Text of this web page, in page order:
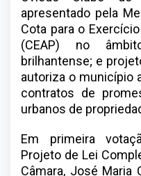
apresentado pela
Cota para o
(CEAP) no
brilhantense; e
autoriza o município
contratos de
urbanos de
Em primeira
Projeto de Lei
Câmara, José Maria